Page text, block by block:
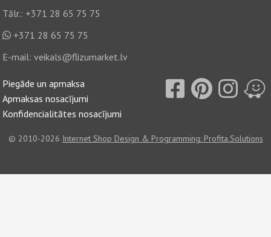
Tālr.: +371 28 65 75 75
+371 28 65 75 75
E-mail:veikals@flizumarket.lv
Piegāde un apmaksa
Apmaksas nosacījumi
Konfidencialitātes nosacījumi
© 2010-2026 Internet Shop Design & Programming: Profita.Solutions